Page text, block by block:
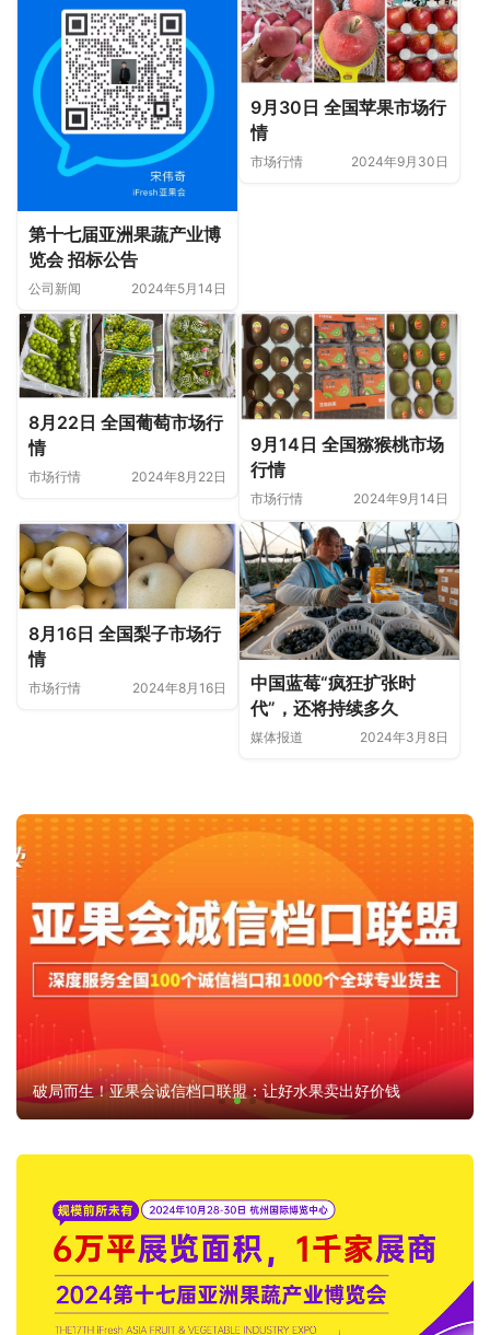
第十七届亚洲果蔬产业博
览会 招标公告
公司新闻 2024年5月14日
9月30日 全国苹果市场行
情
市场行情 2024年9月30日
8月22日 全国葡萄市场行
情
市场行情 2024年8月22日
9月14日 全国猕猴桃市场
行情
市场行情 2024年9月14日
8月16日 全国梨子市场行
情
市场行情 2024年8月16日
中国蓝莓“疯狂扩张时
代”，还将持续多久
媒体报道 2024年3月8日
破局而生！亚果会诚信档口联盟：让好水果卖出好价钱